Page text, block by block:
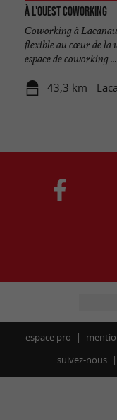
À l'Ouest Coworking
Coworking à
flexible au cœur de la
espace de coworking ...
43,3 km -
espace pro
suivez-nous